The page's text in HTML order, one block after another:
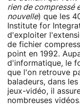
rien de compressé
nouvelle) que les
Institute for
d'exploiter
de fichier
point en 1992.
d'informatique, le
que l'on retrouve
baladeurs, dans
jeux-vidéo, il
nombreuses vidéos.